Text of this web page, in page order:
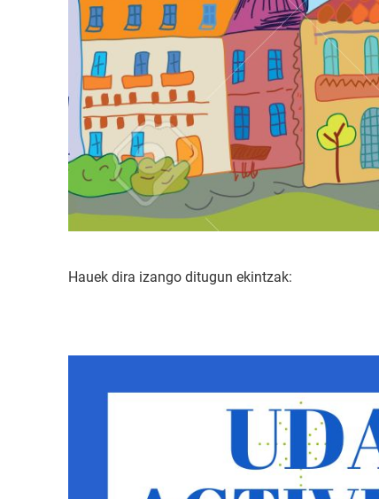
Hauek dira izango ditugun ekintzak: